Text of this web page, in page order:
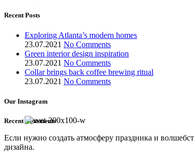
Recent Posts
Exploring Atlanta’s modern homes
23.07.2021 No Comments
Green interior design inspiration
23.07.2021 No Comments
Collar brings back coffee brewing ritual
23.07.2021 No Comments
Our Instagram
Recent Comments
Если нужно создать атмосферу праздника и
дизайна.